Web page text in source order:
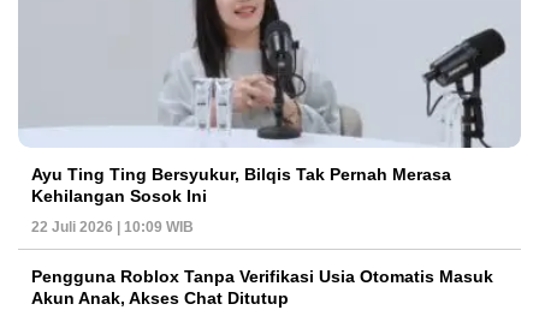
Ayu Ting Ting Bersyukur, Bilqis Tak Pernah Merasa
Kehilangan Sosok Ini
22 Juli 2026 | 10:09 WIB
Pengguna Roblox Tanpa Verifikasi Usia Otomatis Masuk
Akun Anak, Akses Chat Ditutup